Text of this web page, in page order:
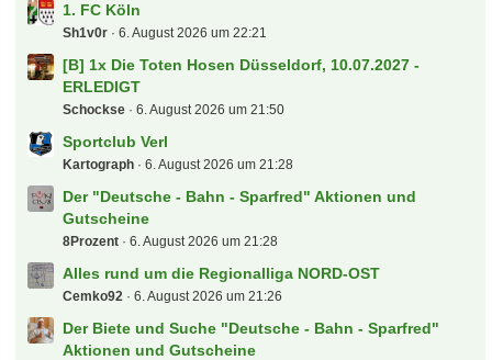
1. FC Köln
Sh1v0r 6. August 2026 um 22:21
[B] 1x Die Toten Hosen Düsseldorf, 10.07.2027 -
ERLEDIGT
Schockse 6. August 2026 um 21:50
Sportclub Verl
Kartograph 6. August 2026 um 21:28
Der "Deutsche - Bahn - Sparfred" Aktionen und
Gutscheine
8Prozent 6. August 2026 um 21:28
Alles rund um die Regionalliga NORD-OST
Cemko92 6. August 2026 um 21:26
Der Biete und Suche "Deutsche - Bahn - Sparfred"
Aktionen und Gutscheine